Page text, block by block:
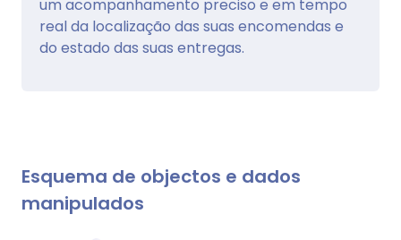
um acompanhamento preciso e em tempo
real da localização das suas encomendas e
do estado das suas entregas.
Esquema de objectos e dados
manipulados